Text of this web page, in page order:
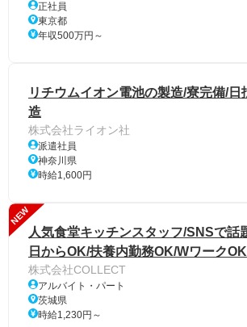
正社員
東京都
年収500万円～
リチウムイオン電池の製造/寮完備/日
造
株式会社ライオン社
派遣社員
神奈川県
時給1,600円
NEW
人気食堂キッチンスタッフ/SNSで話
日からOK/扶養内勤務OK/WワークOK
株式会社COLLECT
アルバイト・パート
茨城県
時給1,230円～